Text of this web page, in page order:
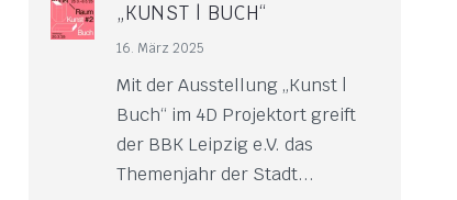
„KUNST | BUCH“
16. März 2025
Mit der Ausstellung „Kunst |
Buch“ im 4D Projektort greift
der BBK Leipzig e.V. das
Themenjahr der Stadt...